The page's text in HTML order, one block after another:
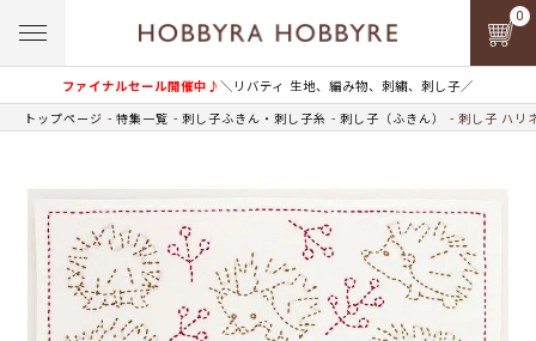
ファイナルセール開催中♪＼リバティ 生地、編み物、刺繍、刺し子／
0
トップページ 特集一覧 刺し子ふきん・刺し子糸 刺し子（ふきん） 刺し子 ハリ